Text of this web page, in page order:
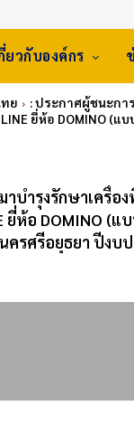
ยวกับองค์กร
ย : ประกาศผู้ชนะกา
ยี่ห้อ DOMINO (
มาบำรุงรักษาเค
ห้อ DOMINO (
รศรีอยุธยา ปีงบ